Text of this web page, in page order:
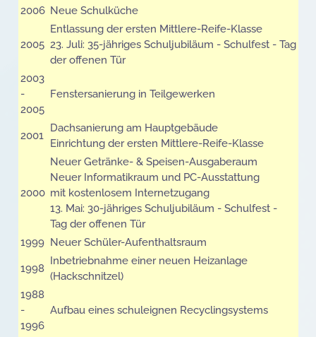
2006 Neue Schulküche
2005
Entlassung der ersten Mittlere-Reife-Klasse
23. Juli: 35-jähriges Schuljubiläum - Schulfest - Tag
der offenen Tür
2003
-
2005
Fenstersanierung in Teilgewerken
2001
Dachsanierung am Hauptgebäude
Einrichtung der ersten Mittlere-Reife-Klasse
2000
Neuer Getränke- & Speisen-Ausgaberaum
Neuer Informatikraum und PC-Ausstattung
mit kostenlosem Internetzugang
13. Mai: 30-jähriges Schuljubiläum - Schulfest -
Tag der offenen Tür
1999 Neuer Schüler-Aufenthaltsraum
1998
Inbetriebnahme einer neuen Heizanlage
(Hackschnitzel)
1988
-
1996
Aufbau eines schuleignen Recyclingsystems